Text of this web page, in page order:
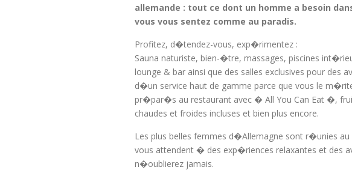
allemande : tout ce dont un homme a besoin
vous vous sentez comme au paradis.
Profitez, d�tendez-vous, exp�rimentez :
Sauna naturiste, bien-�tre, massages, piscines
lounge & bar ainsi que des salles exclusives pour des
d�un service haut de gamme parce que vous le
pr�par�s au restaurant avec � All You Can Eat �,
chaudes et froides incluses et bien plus encore.
Les plus belles femmes d�Allemagne sont r�unies au
vous attendent � des exp�riences relaxantes et des
n�oublierez jamais.